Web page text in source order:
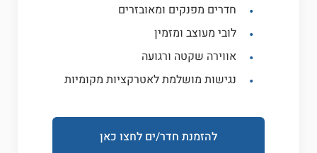
חדרים מפנקים ומאובזרים
לובי מעוצב ומזמין
אווירה שקטה ורגועה
נגישות מושלמת לאטרקציות מקומיות
להזמנת חדר/ים לחצו כאן